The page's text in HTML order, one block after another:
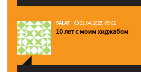
SALAT 11.04.2025, 09:02
10 лет с моим хиджабом